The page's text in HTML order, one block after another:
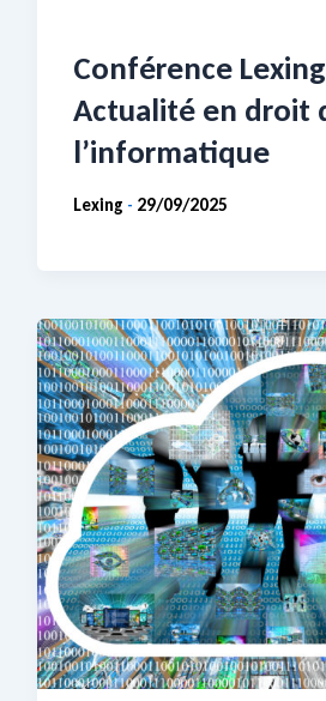
Conférence
Actualité en droit
l’informatique
Lexing - 29/09/2025